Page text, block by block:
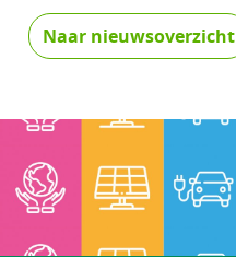
Naar nieuwsoverzicht